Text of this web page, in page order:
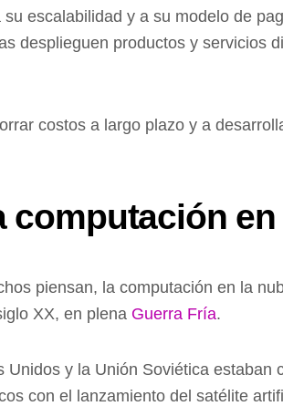
escalabilidad y a su modelo de
desplieguen productos y servicios
costos a largo plazo y a
computación
piensan, la computación en la
XX, en plena Guerra Fría.
Unidos y la Unión Soviética estaban
con el lanzamiento del satélite